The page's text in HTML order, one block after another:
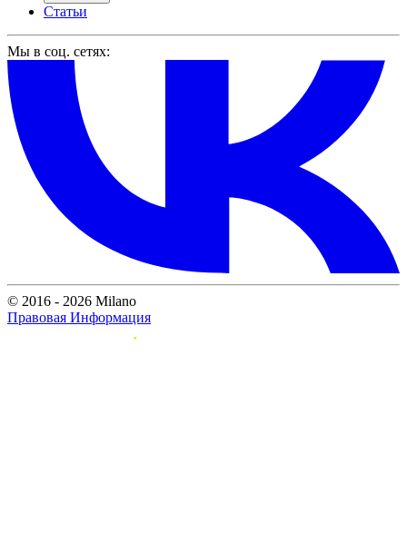
Статьи
Мы в соц. сетях:
© 2016 - 2026 Milano
Правовая Информация